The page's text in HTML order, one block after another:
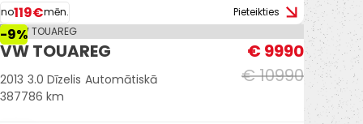
no119€mēn. Pieteikties
-9%
VW TOUAREG
€ 10990
€ 9990
2013 3.0 Dīzelis Automātiskā
387786 km